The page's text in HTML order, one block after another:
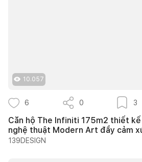
10.057
6 0 3
Căn hộ The Infiniti 175m2 thiết
nghệ thuật Modern Art đầy cảm
139DESIGN